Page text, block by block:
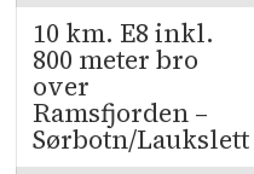
10 km. E8 inkl.
800 meter bro
over
Ramsfjorden –
Sørbotn/Laukslett